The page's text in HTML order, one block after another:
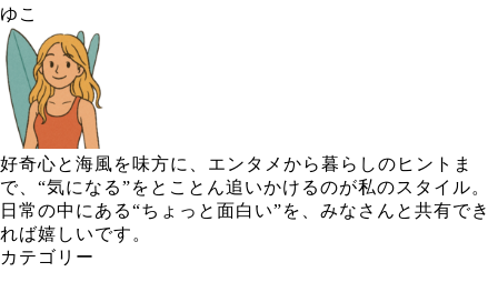
ゆこ
好奇心と海風を味方に、エンタメから暮らしのヒントま
で、“気になる”をとことん追いかけるのが私のスタイル。
日常の中にある“ちょっと面白い”を、みなさんと共有でき
れば嬉しいです。
カテゴリー